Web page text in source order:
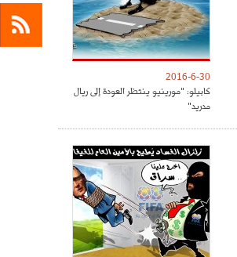
2016-6-30
كابيلو: "مورينيو ينتظر العودة إلى ريال
مدريد"